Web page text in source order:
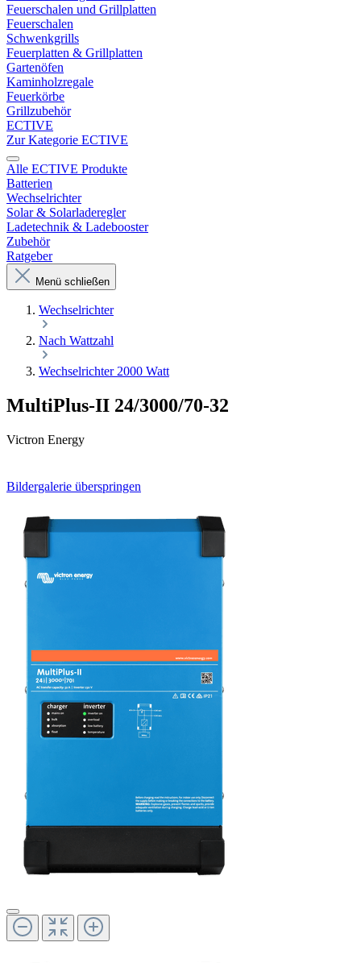
Feuerschalen und Grillplatten
Feuerschalen
Schwenkgrills
Feuerplatten & Grillplatten
Gartenöfen
Kaminholzregale
Feuerkörbe
Grillzubehör
ECTIVE
Zur Kategorie ECTIVE
Alle ECTIVE Produkte
Batterien
Wechselrichter
Solar & Solarladeregler
Ladetechnik & Ladebooster
Zubehör
Ratgeber
Menü schließen
Wechselrichter
Nach Wattzahl
Wechselrichter 2000 Watt
MultiPlus-II 24/3000/70-32
Victron Energy
Bildergalerie überspringen